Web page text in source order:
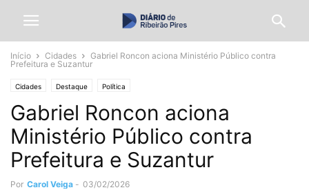
Início Cidades
Gabriel Roncon aciona Ministério Público contra
Prefeitura e Suzantur
Cidades Destaque Política
Gabriel Roncon aciona
Ministério Público contra
Prefeitura e Suzantur
Por Carol Veiga - 03/02/2026